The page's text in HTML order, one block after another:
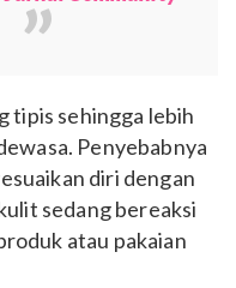
tipis sehingga lebih
Penyebabnya
diri dengan
sedang bereaksi
atau pakaian